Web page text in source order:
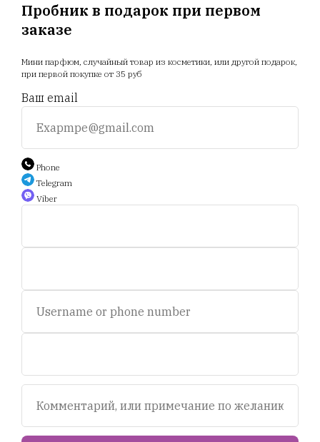
Пробник в подарок при первом
заказе
Мини парфюм, случайный товар из косметики, или другой подарок,
при первой покупке от 35 руб
Ваш email
Phone
Telegram
Viber
Акции Отзывы
+375 25 794 81 89